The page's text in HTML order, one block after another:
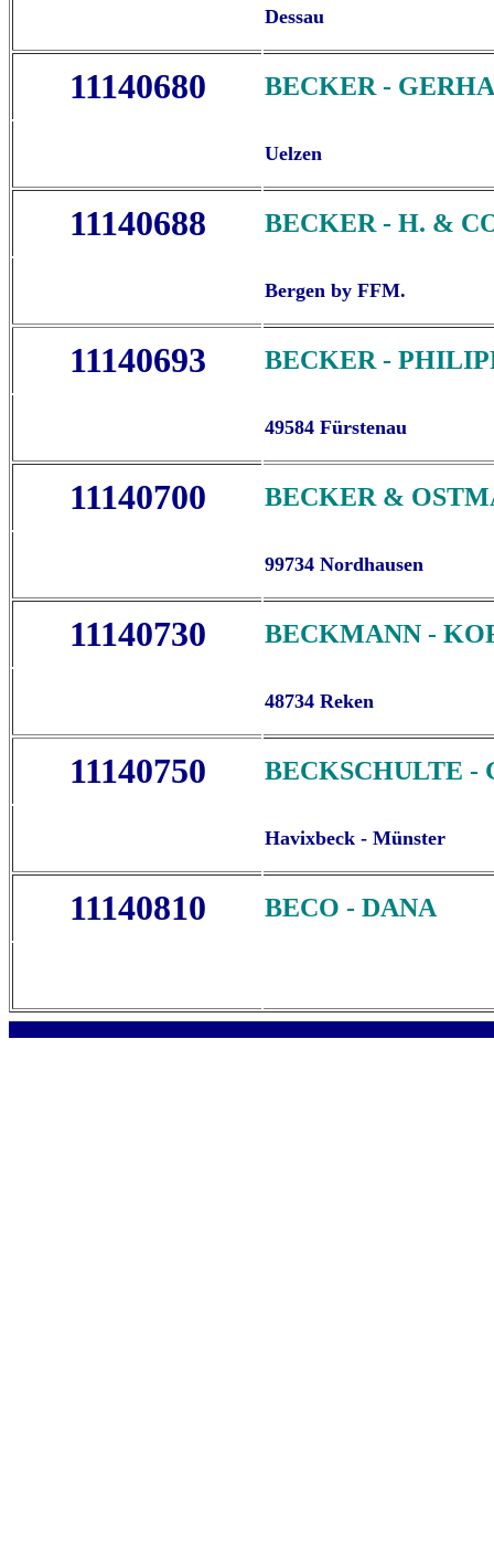
Dessau
11140680 BECKER -
Uelzen
11140688 BECKER - H. &
Bergen by FFM.
11140693 BECKER -
49584 Fürstenau
11140700 BECKER &
99734 Nordhausen
11140730 BECKMANN -
48734 Reken
11140750 BECKSCHULTE -
Havixbeck - Münster
11140810 BECO - DANA